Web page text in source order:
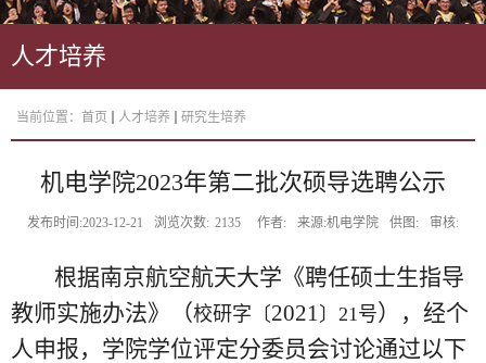
人才培养
当前位置： 首页 人才培养 研究生培养
机电学院2023年第二批次硕导选聘公示
发布时间:2023-12-21 浏览次数: 2135 作者: 来源:机电学院 供图: 审核:
根据南京航空航天大学《聘任硕士生指导
教师实施办法》
（校研字〔2021〕 21号）
，经个
人申报，学院学位评定分委员会讨论通过以下